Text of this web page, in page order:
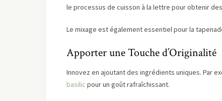
le processus de cuisson à la lettre pour obtenir
Le mixage est également essentiel pour la
Apporter une Touche d’Originalité
Innovez en ajoutant des ingrédients uniques. Par
basilic pour un goût rafraîchissant.